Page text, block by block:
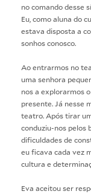
no comando desse
Eu, como aluna do
estava disposta a
sonhos conosco.
Ao entrarmos no
uma senhora
nos a explorarmos
presente. Já nesse
teatro. Após tirar
conduziu-nos pelos
dificuldades de
eu ficava cada vez
cultura e
Eva aceitou ser